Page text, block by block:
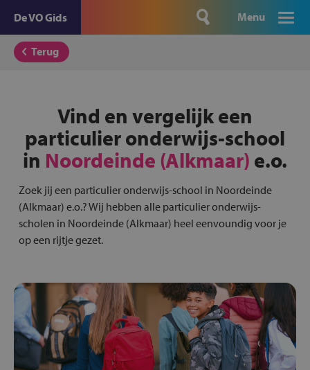
De VO Gids Menu
Terug
Vind en vergelijk een
particulier onderwijs-school
in Noordeinde (Alkmaar) e.o.
Zoek jij een particulier onderwijs-school in Noordeinde
(Alkmaar) e.o.? Wij hebben alle particulier onderwijs-
scholen in Noordeinde (Alkmaar) heel eenvoundig voor je
op een rijtje gezet.